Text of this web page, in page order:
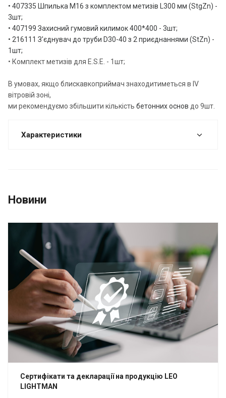
• 407335 Шпилька М16 з комплектом метизів L300 мм (StgZn) -
3шт;
• 407199 Захисний гумовий килимок 400*400 - 3шт;
• 216111 З'єднувач до труби D30-40 з 2 приєднаннями (StZn) -
1шт;
• Комплект метизів для E.S.E. - 1шт;
В умовах, якщо блискавкоприймач знаходитиметься в IV
вітровій зоні,
ми рекомендуємо збільшити кількість бетонних основ до 9шт.
Характеристики
Новини
Сертифікати та декларації на продукцію LEO
LIGHTMAN